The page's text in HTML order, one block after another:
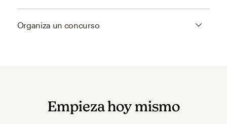
Organiza un concurso
Empieza hoy mismo